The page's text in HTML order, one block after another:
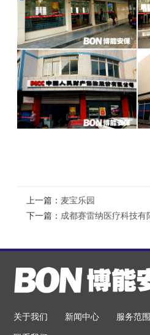
上一篇： 麦宝乐园
下一篇： 成都赛雷纳医疗科技有
关于我们 新闻中心 服务范围